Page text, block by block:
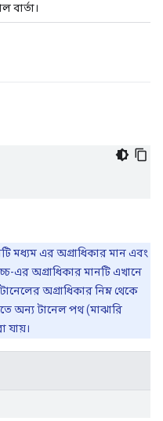
বার্তা।
মধ্যম এর অগ্রাধিকার মান এবং
এর অগ্রাধিকার মানটি এখানে
অগ্রাধিকার নিম্ন থেকে
অন্য টানেল পথ (মাঝারি
যায়।